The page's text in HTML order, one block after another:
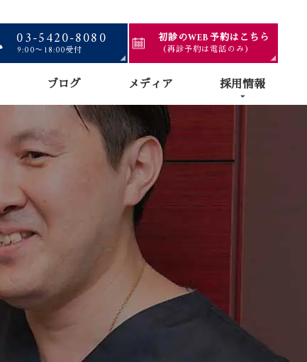
03-5420-8080
9:00〜18:00受付
初診のWEB予約はこちら
（再診予約は電話のみ）
ブログ メディア 採用情報